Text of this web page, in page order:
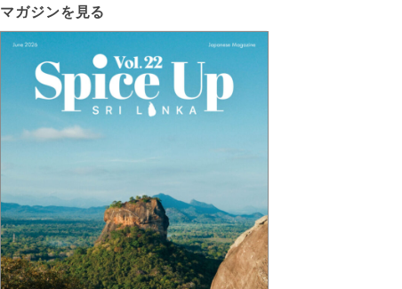
マガジンを見る